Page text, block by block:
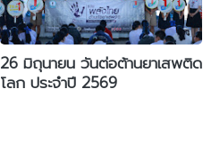
26 มิถุนายน วันต่อต้านยาเสพติด
โลก ประจำปี 2569